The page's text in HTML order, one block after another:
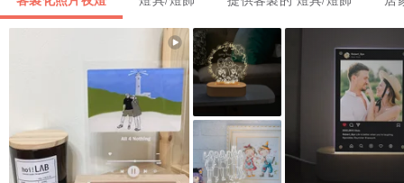
・照片轉 Q 版線條插畫｜家人款
✨ 為什麼大家都選 MiniGarden 的家人夜燈？
✔ 照片轉 Q 版線條，保留神韻又耐看
✔ 光影柔和，適合放在客廳、床邊或書桌
✔ USB 供電，單盞可亮約 13 小時